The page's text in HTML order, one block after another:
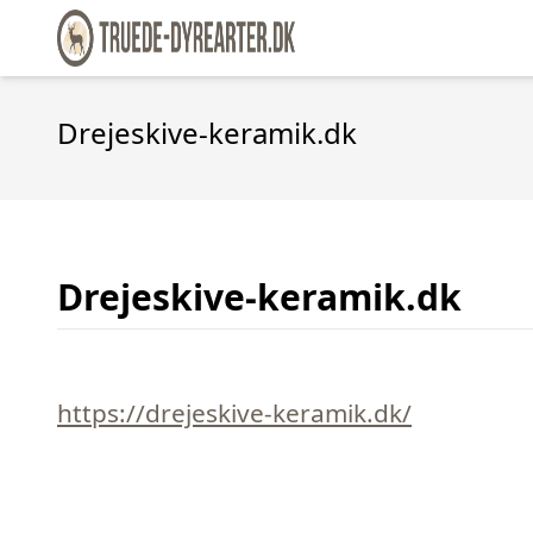
Drejeskive-keramik.dk
Drejeskive-keramik.dk
https://drejeskive-keramik.dk/